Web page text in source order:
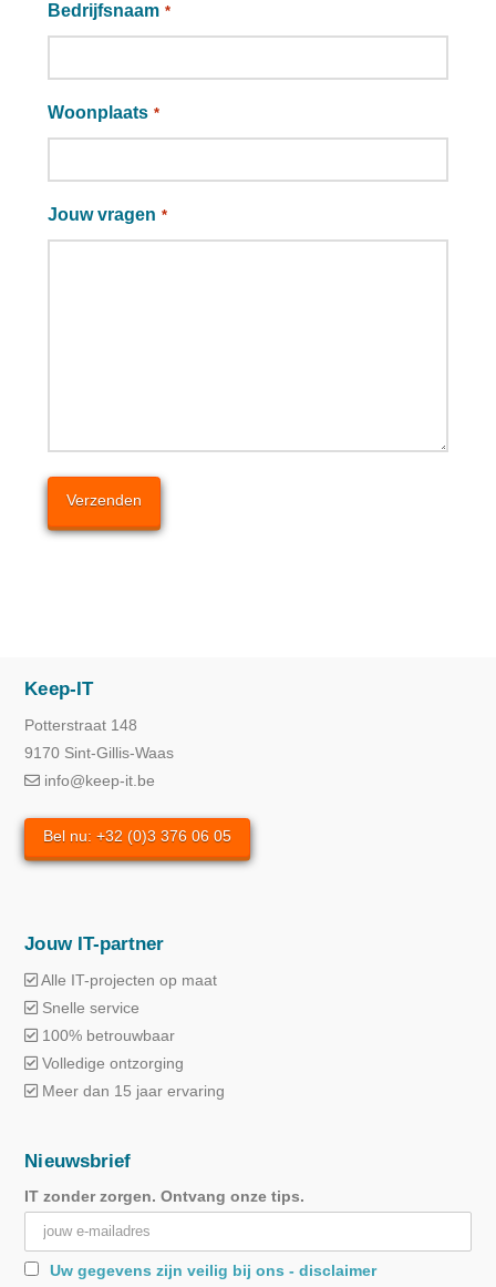
Bedrijfsnaam *
Woonplaats *
Jouw vragen *
Keep-IT
Potterstraat 148
9170 Sint-Gillis-Waas
info@keep-it.be
Bel nu: +32 (0)3 376 06 05
Jouw IT-partner
Alle IT-projecten op maat
Snelle service
100% betrouwbaar
Volledige ontzorging
Meer dan 15 jaar ervaring
Nieuwsbrief
IT zonder zorgen. Ontvang onze tips.
Uw gegevens zijn veilig bij ons - disclaimer